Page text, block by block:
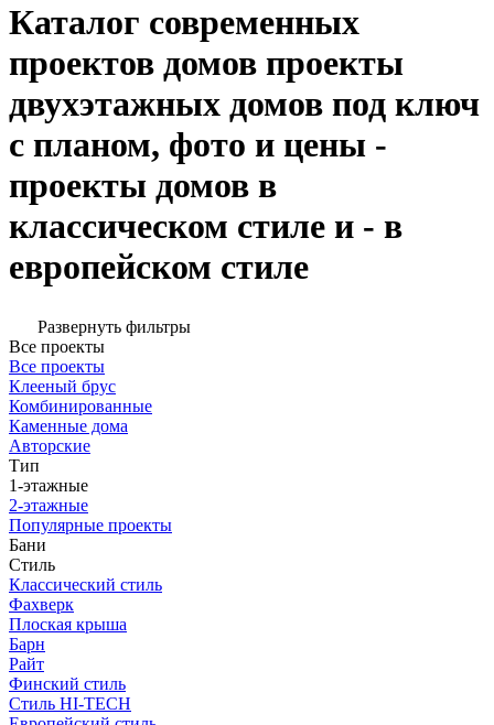
Каталог современных
проектов домов проекты
двухэтажных домов под ключ
с планом, фото и цены -
проекты домов в
классическом стиле и - в
европейском стиле
Развернуть фильтры
Все проекты
Все проекты
Клееный брус
Комбинированные
Каменные дома
Авторские
Тип
1-этажные
2-этажные
Популярные проекты
Бани
Стиль
Классический стиль
Фахверк
Плоская крыша
Барн
Райт
Финский стиль
Стиль HI-TECH